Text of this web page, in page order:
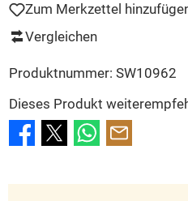
Zum Merkzettel
Vergleichen
Produktnummer: SW10962
Dieses Produkt